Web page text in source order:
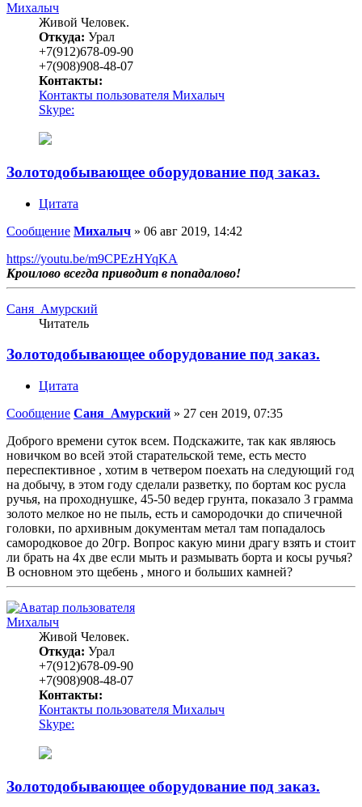
Михалыч
Живой Человек.
Откуда: Урал
+7(912)678-09-90
+7(908)908-48-07
Контакты:
Контакты пользователя Михалыч
Skype:
Золотодобывающее оборудование под заказ.
Цитата
Сообщение Михалыч » 06 авг 2019, 14:42
https://youtu.be/m9CPEzHYqKA
Кроилово всегда приводит в попадалово!
Саня_Амурский
Читатель
Золотодобывающее оборудование под заказ.
Цитата
Сообщение Саня_Амурский » 27 сен 2019, 07:35
Доброго времени суток всем. Подскажите, так как являюсь
новичком во всей этой старательской теме, есть место
переспективное , хотим в четвером поехать на следующий год
на добычу, в этом году сделали разветку, по бортам кос русла
ручья, на проходнушке, 45-50 ведер грунта, показало 3 грамма
золото мелкое но не пыль, есть и самородочки до спичечной
головки, по архивным документам метал там попадалось
самородковое до 20гр. Вопрос какую мини драгу взять и стоит
ли брать на 4х две если мыть и размывать борта и косы ручья?
В основном это щебень , много и больших камней?
Михалыч
Живой Человек.
Откуда: Урал
+7(912)678-09-90
+7(908)908-48-07
Контакты:
Контакты пользователя Михалыч
Skype:
Золотодобывающее оборудование под заказ.